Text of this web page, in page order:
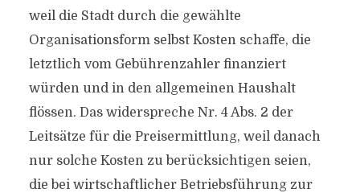
weil die Stadt durch die gewählte
Organisationsform selbst Kosten schaffe, die
letztlich vom Gebührenzahler finanziert
würden und in den allgemeinen Haushalt
flössen. Das widerspreche Nr. 4 Abs. 2 der
Leitsätze für die Preisermittlung, weil danach
nur solche Kosten zu berücksichtigen seien,
die bei wirtschaftlicher Betriebsführung zur